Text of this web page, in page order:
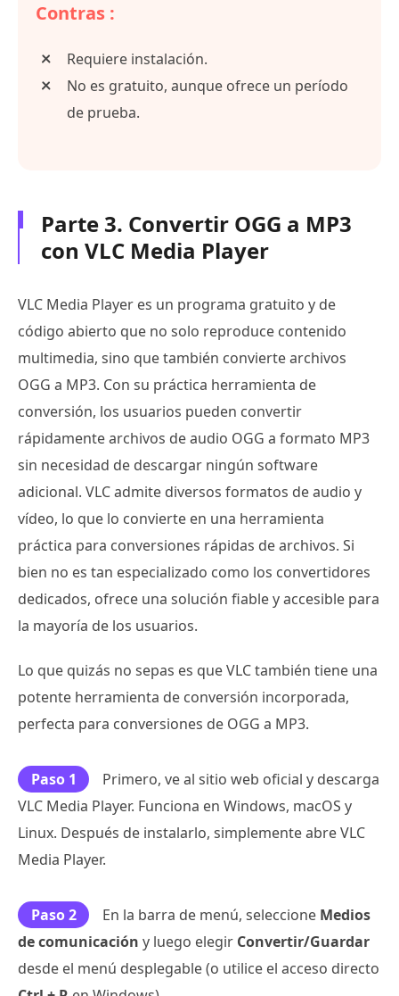
Contras :
Requiere instalación.
No es gratuito, aunque ofrece un período
de prueba.
Parte 3. Convertir OGG a MP3
con VLC Media Player
VLC Media Player es un programa gratuito y de
código abierto que no solo reproduce contenido
multimedia, sino que también convierte archivos
OGG a MP3. Con su práctica herramienta de
conversión, los usuarios pueden convertir
rápidamente archivos de audio OGG a formato MP3
sin necesidad de descargar ningún software
adicional. VLC admite diversos formatos de audio y
vídeo, lo que lo convierte en una herramienta
práctica para conversiones rápidas de archivos. Si
bien no es tan especializado como los convertidores
dedicados, ofrece una solución fiable y accesible para
la mayoría de los usuarios.
Lo que quizás no sepas es que VLC también tiene una
potente herramienta de conversión incorporada,
perfecta para conversiones de OGG a MP3.
Paso 1
Primero, ve al sitio web oficial y descarga
VLC Media Player. Funciona en Windows, macOS y
Linux. Después de instalarlo, simplemente abre VLC
Media Player.
Paso 2 En la barra de menú, seleccione Medios
de comunicación y luego elegir Convertir/Guardar
desde el menú desplegable (o utilice el acceso directo